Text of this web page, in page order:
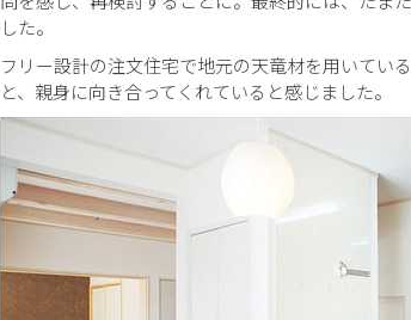
した。
フリー設計の注文住宅で地元の天竜材を用いてい
と、親身に向き合ってくれていると感じました。